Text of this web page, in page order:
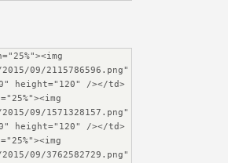
09/2115786596.png"
height="120" /></td>
09/1571328157.png"
height="120" /></td>
09/3762582729.png"